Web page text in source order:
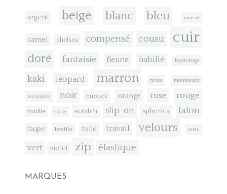
argent beige blanc bleu bronze
camel chelsea compensé cousu cuir
doré fantaisie fleurie habillé hydrofuge
kaki léopard marron moka moumoute
moutarde noir nubuck orange rose rouge
rouille sable scratch slip-on spherica talon
taupe textile toile travail velours verni
vert violet zip élastique
MARQUES